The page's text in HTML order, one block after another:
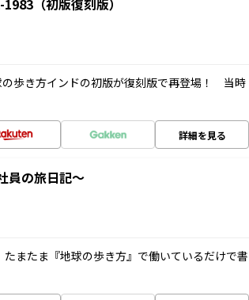
（初版復刻版）
歩き方インドの初版が復刻版で再登場！ 当時
詳細を見る
員の旅日記～
またま『地球の歩き方』で働いているだけで書